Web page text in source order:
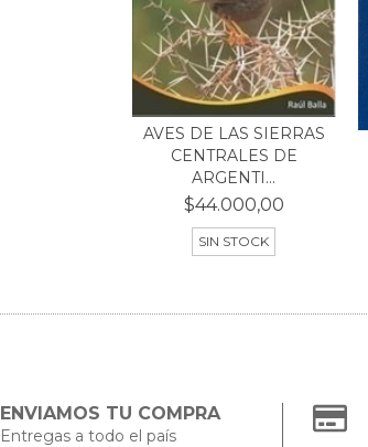
AVES DE LAS SIERRAS
CENTRALES DE
ARGENTI...
$44.000,00
SIN STOCK
ENVIAMOS TU COMPRA
Entregas a todo el país